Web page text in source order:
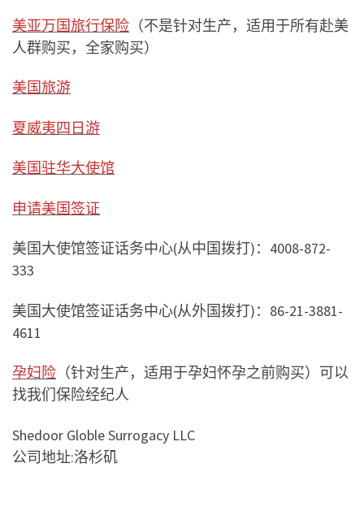
美亚万国旅行保险 （不是针对生产，适用于所有赴美
人群购买，全家购买）
美国旅游
夏威夷四日游
美国驻华大使馆
申请美国签证
美国大使馆签证话务中心(从中国拨打)：4008-872-
333
美国大使馆签证话务中心(从外国拨打)：86-21-3881-
4611
孕妇险 （针对生产，适用于孕妇怀孕之前购买）可以
找我们保险经纪人
Shedoor Globle Surrogacy LLC
公司地址:洛杉矶